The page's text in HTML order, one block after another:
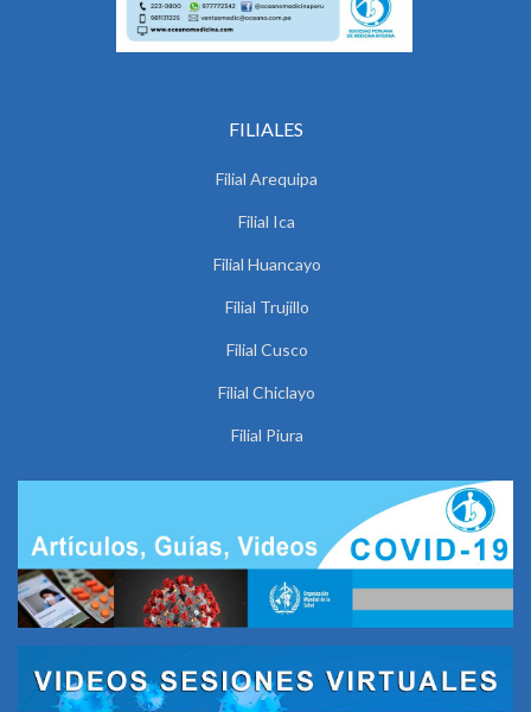
FILIALES
Filial Arequipa
Filial Ica
Filial Huancayo
Filial Trujillo
Filial Cusco
Filial Chiclayo
Filial Piura